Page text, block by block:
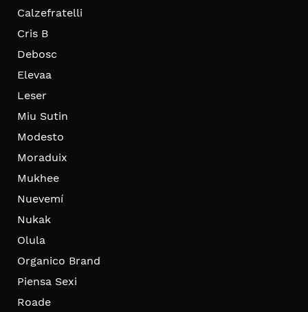
Calzefratelli
Cris B
Debosc
Elevaa
Leser
Miu Sutin
Modesto
Moraduix
Mukhee
Nuevemí
Nukak
Olula
Organico Brand
Piensa Sexi
Roade